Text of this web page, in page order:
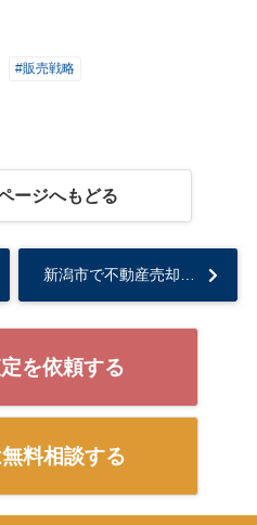
#販売戦略
ージへもどる
を依頼する
料相談する